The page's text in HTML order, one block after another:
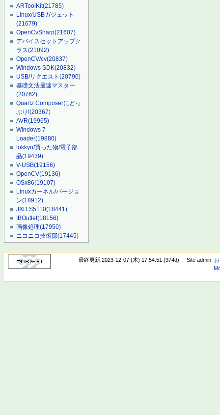
ARToolKit(21785)
Linux/USBガジェット
(21679)
OpenCvSharp(21607)
デバイスセットアップク
ラス(21092)
OpenCV/cv(20837)
Windows SDK(20832)
USB/リクエスト(20790)
基礎文法最速マスター
(20762)
Quartz Composerにどっ
ぷり!(20367)
AVR(19965)
Windows 7
Loader(19880)
tokkyo/買った物/電子部
品(19439)
V-USB(19156)
OpenCV(19136)
OSx86(19107)
Linuxカーネル/バージョ
ン(18912)
JXD S5110(18441)
IBOutlet(18156)
画像処理(17950)
ニコニコ技術部(17445)
最終更新:2023-12-07 (木) 17:54:51 (974d) Site admin: